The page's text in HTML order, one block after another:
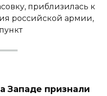
приблизилась к
российской армии,
Западе признали